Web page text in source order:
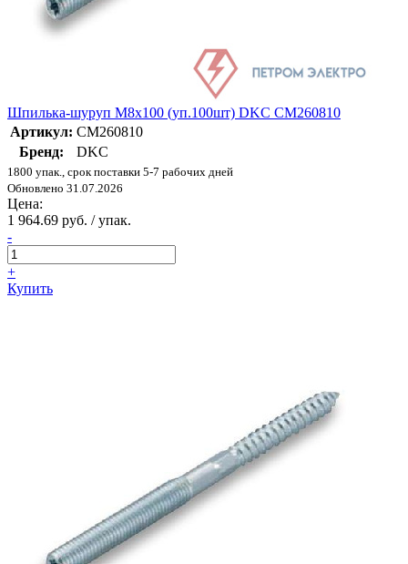
Шпилька-шуруп M8х100 (уп.100шт) DKC CM260810
Артикул: CM260810
Бренд:
DKC
1800 упак., срок поставки 5-7 рабочих дней
Обновлено 31.07.2026
Цена:
1 964.69 руб. / упак.
-
+
Купить